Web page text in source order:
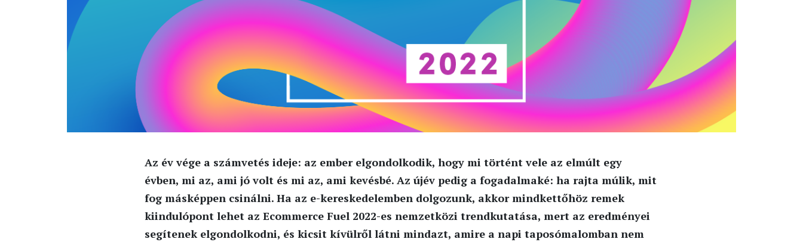
Az év vége a számvetés ideje: az ember elgondolkodik, hogy mi történt vele az elmúlt egy
évben, mi az, ami jó volt és mi az, ami kevésbé. Az újév pedig a fogadalmaké: ha rajta múlik, mit
fog másképpen csinálni. Ha az e-kereskedelemben dolgozunk, akkor mindkettőhöz remek
kiindulópont lehet az Ecommerce Fuel 2022-es nemzetközi trendkutatása, mert az eredményei
segítenek elgondolkodni, és kicsit kívülről látni mindazt, amire a napi taposómalomban nem